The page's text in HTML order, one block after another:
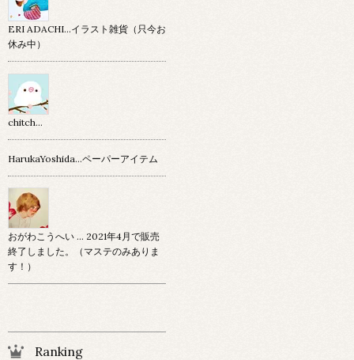
ERI ADACHI...イラスト雑貨（只今お
休み中）
chitch…
HarukaYoshida…ペーパーアイテム
おがわこうへい … 2021年4月で販売
終了しました。（マステのみありま
す！）
Ranking